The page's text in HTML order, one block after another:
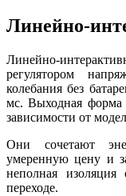
Линейно-
Линейно-
регулятором
колебания без
мс. Выходная форма
зависимости от
Они сочетают
умеренную цену и
неполная
переходе.